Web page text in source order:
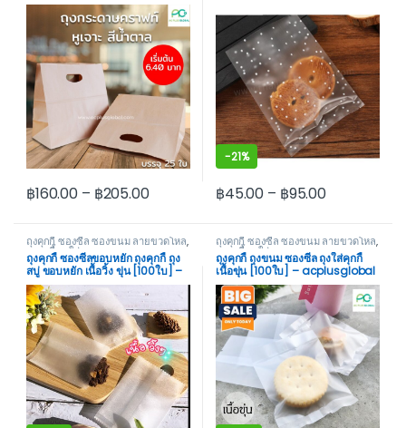
฿160.00 – ฿205.00
This product has multiple variants. The options may be
-21%
฿45.00 – ฿95.00
This product has multiple
ถุงคุกกี้ ซองซีล ซองขนม ลายขวดโหล,
ถุงคุกกี้ ถุงใส่ขนม
ถุงคุกกี้ ซองซีลขอบหยัก ถุงคุกกี้ ถุง
สบู่ ขอบหยัก เนื้อวิ้ง ขุ่น [100ใบ] –
acplusglobal
ถุงคุกกี้ ซองซีล ซองขนม ลายขวดโหล,
ถุงคุกกี้ ถุงใส่ขนม
ถุงคุกกี้ ถุงขนม ซองซีล ถุงใส่คุกกี้
เนื้อขุ่น [100ใบ] – acplusglobal